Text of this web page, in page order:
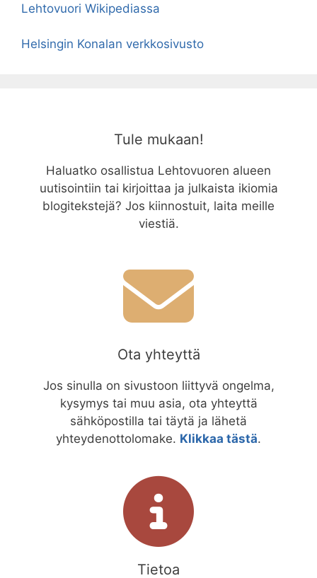
Lehtovuori Wikipediassa
Helsingin Konalan verkkosivusto
Tule mukaan!
Haluatko osallistua Lehtovuoren alueen
uutisointiin tai kirjoittaa ja julkaista ikiomia
blogitekstejä? Jos kiinnostuit, laita meille
viestiä.
Ota yhteyttä
Jos sinulla on sivustoon liittyvä ongelma,
kysymys tai muu asia, ota yhteyttä
sähköpostilla tai täytä ja lähetä
yhteydenottolomake. Klikkaa tästä.
Tietoa